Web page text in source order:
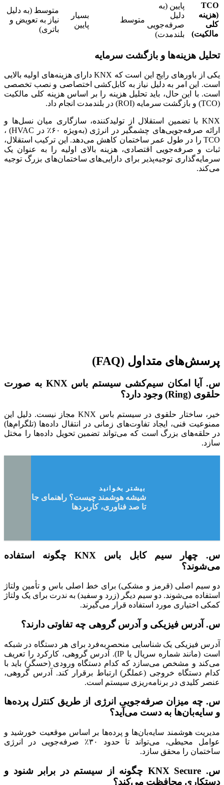
TCO
(هزینه
کلی
مالکیت)
پایین (به
دلیل
صرفه‌جویی
بلندمدت)
متوسط
بسیار
پایین
متوسط (به دلیل
نیاز به تعویض و
باتری)
تحلیل هزینه‌ها و بازگشت سرمایه
یکی از باورهای رایج این است که KNX دارای هزینه‌های اولیه بالایی
است. این امر به دلیل نیاز به کابل‌کشی اختصاصی و نصب تخصصی
است. با این حال، باید تحلیل هزینه را بر اساس هزینه کلی مالکیت
(TCO) و بازگشت سرمایه (ROI) در بلندمدت انجام داد.
KNX با تضمین استقلال از تولیدکننده، سازگاری میان نسل‌ها و
ارائه صرفه‌جویی‌های چشمگیر در انرژی (به‌ویژه ۶۰٪ در HVAC) ،
TCO را در طول عمر ساختمان کاهش می‌دهد. این ترکیب استقلال،
ثبات و صرفه‌جویی اقتصادی، هزینه بالای اولیه را به عنوان یک
سرمایه‌گذاری توجیه‌پذیر برای دارایی‌های ساختمان‌های بزرگ توجیه
می‌کند.
پرسش‌های متداول (FAQ)
س. آیا امکان سیم‌کشی سیستم باس KNX به صورت
حلقوی (Ring) وجود دارد؟
خیر، ساختار حلقوی در سیستم باس KNX مجاز نیست. دلیل این
ممنوعیت فنی، ایجاد تفاوت‌های زمانی در انتقال داده‌ها (تلگرام‌ها)
در حلقه‌های بزرگ است که می‌تواند تضمین تحویل داده‌ها را مختل
سازد.
بیشتر بخوانید
شیشه هوشمند چیست؟ راهنمای جامع صفر
تا صد فناوری، کاربردها
س. چهار سیم کابل باس KNX چگونه استفاده
می‌شوند؟
دو سیم اصلی (قرمز و مشکی) برای خط اصلی باس و تأمین ولتاژ
استفاده می‌شوند. دو سیم دیگر (زرد و سفید) به ندرت برای یک ولتاژ
کمکی اختیاری مورد استفاده قرار می‌گیرند.
س. آدرس فیزیکی و آدرس گروهی چه تفاوتی دارند؟
آدرس فیزیکی یک شناسایی منحصربه‌فرد برای هر دستگاه در شبکه
است (مانند شماره سریال یا IP). آدرس گروهی، کارکرد را تعریف
می‌کند و مشخص می‌سازد که کدام دستگاه ورودی (حسگر) باید با
کدام دستگاه خروجی (عملگر) ارتباط برقرار کند. آدرس گروهی،
عنصر کلیدی در برنامه‌ریزی سیستم است.
س. چه میزان صرفه‌جویی انرژی از طریق کنترل پرده‌ها
و سایه‌بان‌ها به دست می‌آید؟
مدیریت هوشمند سایه‌بان‌ها و پرده‌ها بر اساس موقعیت خورشید و
عوامل محیطی، می‌تواند تا حدود ۳۰٪ صرفه‌جویی در انرژی
ساختمان را محقق سازد.
س. KNX Secure چگونه از سیستم در برابر شنود و
دستکاری محافظت می‌کند؟